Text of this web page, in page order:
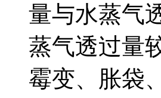
量与水蒸气
蒸气透过量
霉变、胀袋